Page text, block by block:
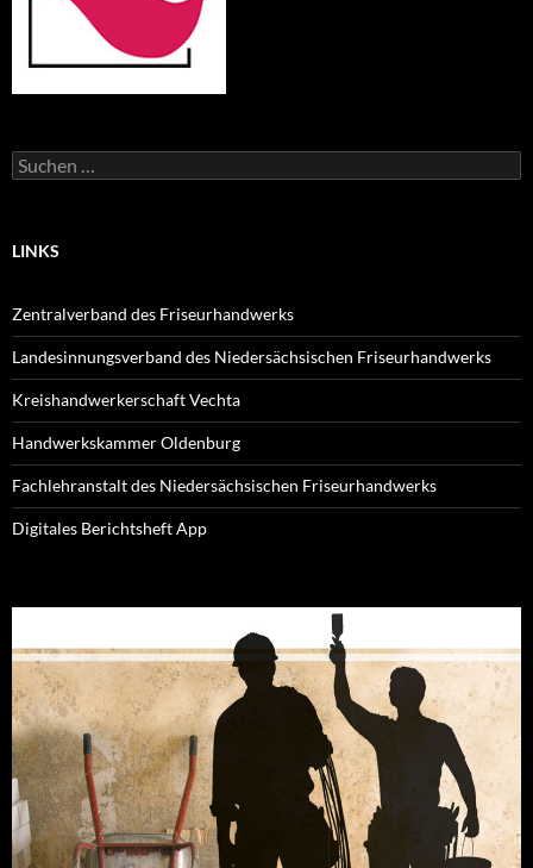
Suchen
nach:
LINKS
Zentralverband des Friseurhandwerks
Landesinnungsverband des Niedersächsischen Friseurhandwerks
Kreishandwerkerschaft Vechta
Handwerkskammer Oldenburg
Fachlehranstalt des Niedersächsischen Friseurhandwerks
Digitales Berichtsheft App